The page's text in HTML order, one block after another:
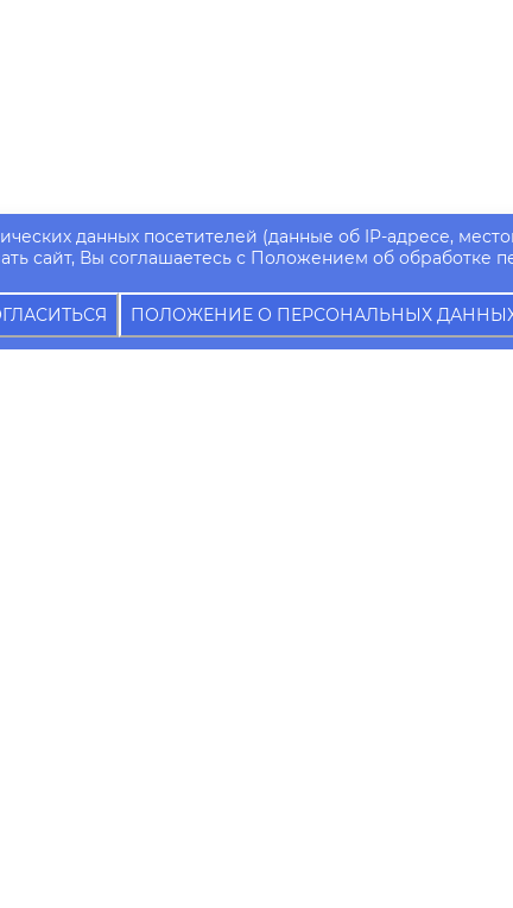
данных посетителей (данные об IP-адресе,
сайт, Вы соглашаетесь с Положением об обработке
ПОЛОЖЕНИЕ О ПЕРСОНАЛЬНЫХ